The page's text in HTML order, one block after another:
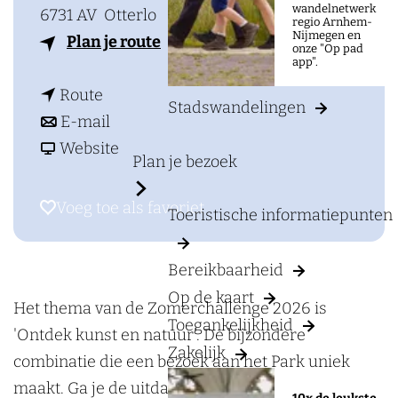
wandelnetwerk
regio Arnhem-
Nijmegen en
onze "Op pad
app".
Stadswandelingen
Plan je bezoek
Toeristische informatiepunten
Bereikbaarheid
Op de kaart
Toegankelijkheid
Zakelijk
6731 AV Otterlo
Plan je routen
a
o
m
h
a
l
l
Route
a
a
Z
r
c
h
a
E-mail
a
r
e
r
c
h
Website
n
e
r
c
h
Voeg toe als favoriet
Voeg toe als favoriet
Het thema van de Zomerchallenge 2026 is
'Ontdek kunst en natuur'. De bijzondere
combinatie die een bezoek aan het Park uniek
maakt. Ga je de uitdaging aan?